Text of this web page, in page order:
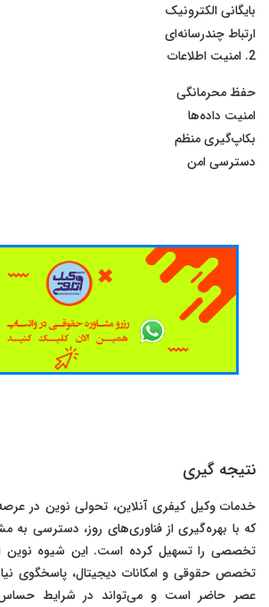
بایگانی الکترونیک
ارتباط چندرسانه‌ای
2. امنیت اطلاعات
حفظ محرمانگی
امنیت داده‌ها
بکاپ‌گیری منظم
دسترسی امن
نتیجه گیری
خدمات وکیل کیفری آنلاین، تحولی نوین در
که با بهره‌گیری از فناوری‌های روز، دسترسی به
تخصصی را تسهیل کرده است. این شیوه نوین
تخصص حقوقی و امکانات دیجیتال، پاسخگوی
عصر حاضر است و می‌تواند در شرایط حساس